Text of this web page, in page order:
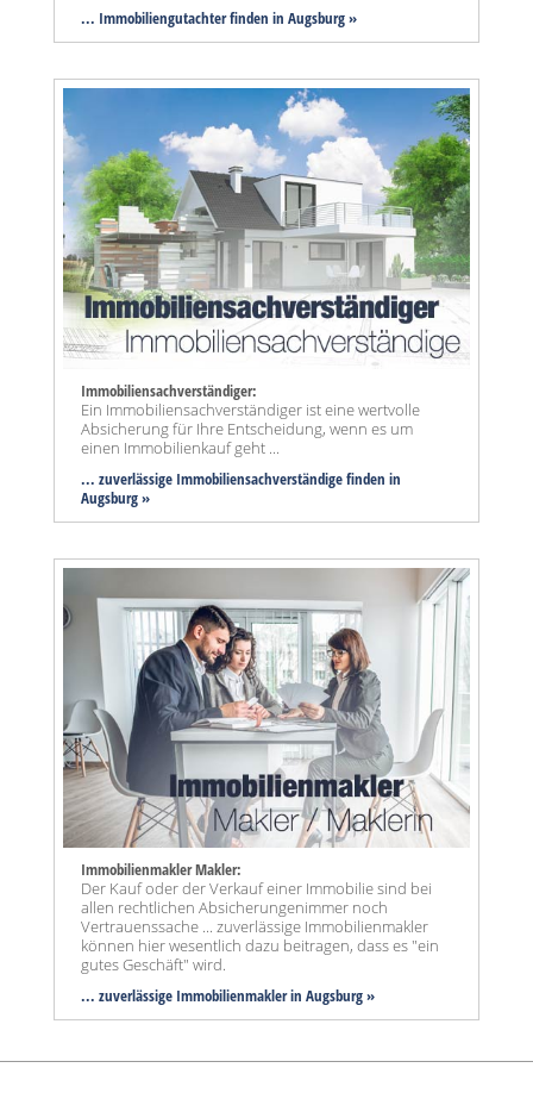
... Immobiliengutachter finden in Augsburg »
Immobiliensachverständiger:
Ein Immobiliensachverständiger ist eine wertvolle
Absicherung für Ihre Entscheidung, wenn es um
einen Immobilienkauf geht ...
... zuverlässige Immobiliensachverständige finden in
Augsburg »
Immobilienmakler Makler:
Der Kauf oder der Verkauf einer Immobilie sind bei
allen rechtlichen Absicherungenimmer noch
Vertrauenssache ... zuverlässige Immobilienmakler
können hier wesentlich dazu beitragen, dass es "ein
gutes Geschäft" wird.
... zuverlässige Immobilienmakler in Augsburg »